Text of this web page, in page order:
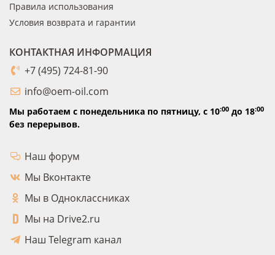
Правила использования
Условия возврата и гарантии
КОНТАКТНАЯ ИНФОРМАЦИЯ
+7 (495) 724-81-90
info@oem-oil.com
Мы работаем с понедельника по пятницу, с 10:00 до 18:00
без перерывов.
Наш форум
Мы Вконтакте
Мы в Одноклассниках
Мы на Drive2.ru
Наш Telegram канал